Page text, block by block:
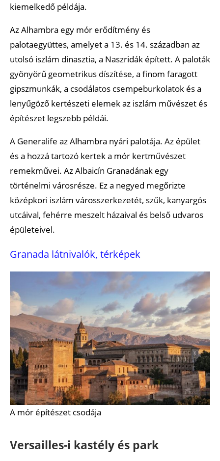
kiemelkedő példája.
Az Alhambra egy mór erődítmény és
palotaegyüttes, amelyet a 13. és 14. században az
utolsó iszlám dinasztia, a Naszridák épített. A paloták
gyönyörű geometrikus díszítése, a finom faragott
gipszmunkák, a csodálatos csempeburkolatok és a
lenyűgöző kertészeti elemek az iszlám művészet és
építészet legszebb példái.
A Generalife az Alhambra nyári palotája. Az épület
és a hozzá tartozó kertek a mór kertművészet
remekművei. Az Albaicín Granadának egy
történelmi városrésze. Ez a negyed megőrizte
középkori iszlám városszerkezetét, szűk, kanyargós
utcáival, fehérre meszelt házaival és belső udvaros
épületeivel.
Granada látnivalók, térképek
A mór építészet csodája
Versailles-i kastély és park